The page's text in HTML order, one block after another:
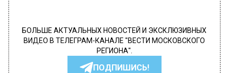
БОЛЬШЕ АКТУАЛЬНЫХ НОВОСТЕЙ И ЭКСКЛЮЗИВНЫХ
ВИДЕО В ТЕЛЕГРАМ-КАНАЛЕ "ВЕСТИ МОСКОВСКОГО
РЕГИОНА".
ПОДПИШИСЬ!